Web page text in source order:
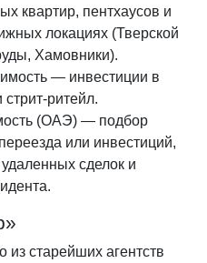
квартир, пентхаусов и
локациях (Тверской
Хамовники).
— инвестиции в
ритейл.
(ОАЭ) — подбор
или инвестиций,
сделок и
старейших агентств